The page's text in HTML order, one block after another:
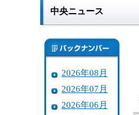
中央ニュース
2026年08月
2026年07月
2026年06月